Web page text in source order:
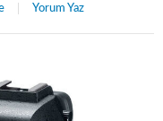
Yorum Yaz